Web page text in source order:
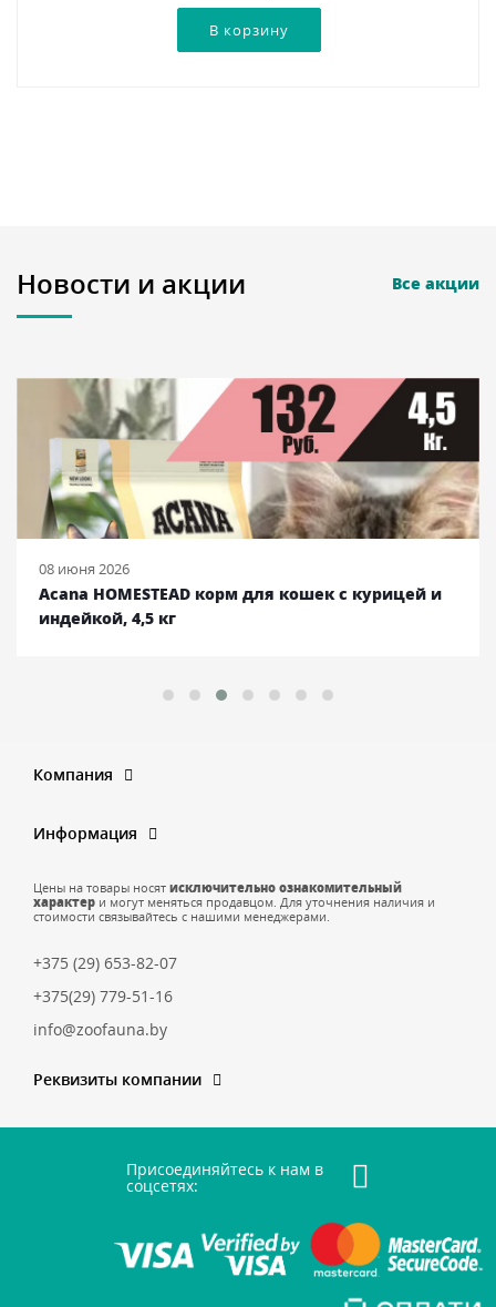
Новости и акции Все акции
08 июня 2026
Acana HOMESTEAD корм для кошек с курицей и
индейкой, 4,5 кг
Компания
Информация
Цены на товары носят исключительно ознакомительный
характер и могут меняться продавцом. Для уточнения наличия и
стоимости связывайтесь с нашими менеджерами.
+375 (29) 653-82-07
+375(29) 779-51-16
info@zoofauna.by
Реквизиты компании
Присоединяйтесь к нам в
соцсетях: